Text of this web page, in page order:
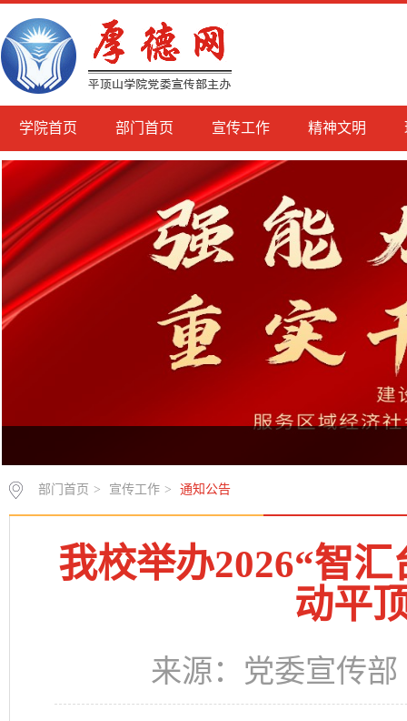
学院首页 部门首页 宣传工作 精神文明
部门首页 > 宣传工作 > 通知公告
我校举办2026“智
动平
来源：党委宣传